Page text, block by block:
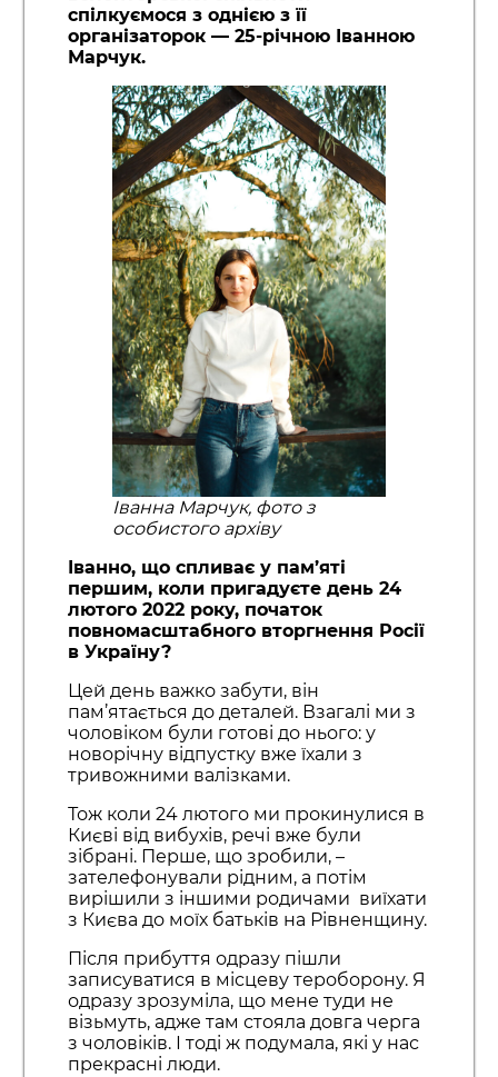
спілкуємося з однією з її
організаторок — 25-річною Іванною
Марчук.
Іванна Марчук, фото з
особистого архіву
Іванно, що спливає у пам’яті
першим, коли пригадуєте день 24
лютого 2022 року, початок
повномасштабного вторгнення Росії
в Україну?
Цей день важко забути, він
пам’ятається до деталей. Взагалі ми з
чоловіком були готові до нього: у
новорічну відпустку вже їхали з
тривожними валізками.
Тож коли 24 лютого ми прокинулися в
Києві від вибухів, речі вже були
зібрані. Перше, що зробили, –
зателефонували рідним, а потім
вирішили з іншими родичами виїхати
з Києва до моїх батьків на Рівненщину.
Після прибуття одразу пішли
записуватися в місцеву тероборону. Я
одразу зрозуміла, що мене туди не
візьмуть, адже там стояла довга черга
з чоловіків. І тоді ж подумала, які у нас
прекрасні люди.